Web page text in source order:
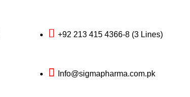
+92 213 415 4366-8 (3 Lines)
Info@sigmapharma.com.pk